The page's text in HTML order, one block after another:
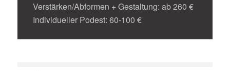
Verstärken/Abformen + Gestaltung: ab 260 €
Individueller Podest: 60-100 €